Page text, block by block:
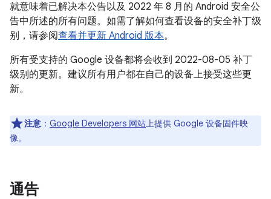
就意味着已解决本公告以及 2022 年 8 月的 Android 安全公
告中所述的所有问题。如需了解如何查看设备的安全补丁级
别，请参阅查看并更新 Android 版本。
所有受支持的 Google 设备都将会收到 2022-08-05 补丁
级别的更新。建议所有用户都在自己的设备上接受这些更
新。
注意 ： Google Developers 网站上提供 Google 设备固件映
像。
通告